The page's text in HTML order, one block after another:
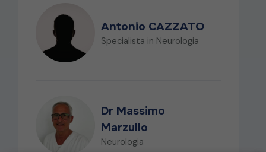
Antonio CAZZATO
Specialista in Neurologia
Dr Massimo
Marzullo
Neurologia